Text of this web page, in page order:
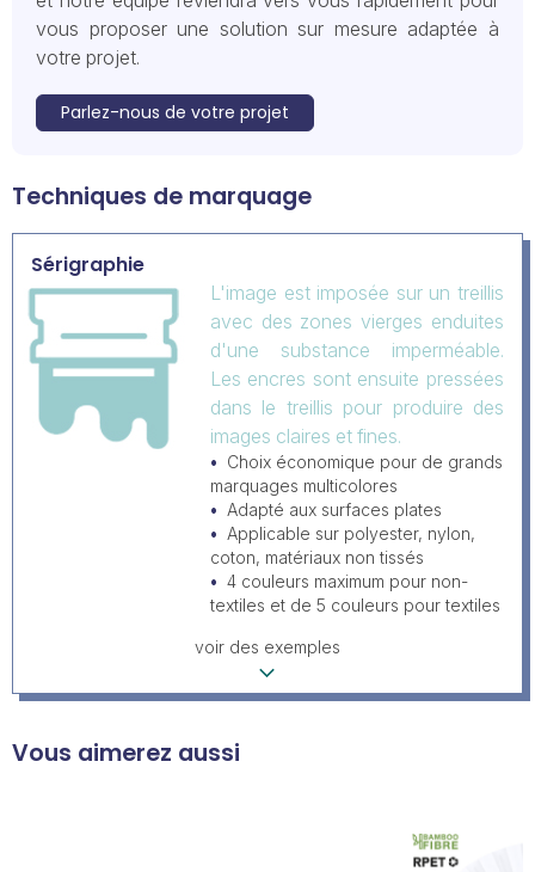
vous proposer une solution sur mesure adaptée à
votre projet.
Parlez-nous de votre projet
Techniques de marquage
Sérigraphie
L'image est imposée sur un treillis
avec des zones vierges enduites
d'une substance imperméable.
Les encres sont ensuite pressées
dans le treillis pour produire des
images claires et fines.
Choix économique pour de grands
marquages multicolores
Adapté aux surfaces plates
Applicable sur polyester, nylon,
coton, matériaux non tissés
4 couleurs maximum pour non-
textiles et de 5 couleurs pour textiles
voir des exemples
Vous aimerez aussi